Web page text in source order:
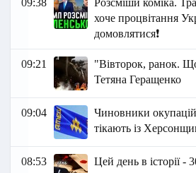
09:38
Розсміши коміка.
хоче процвітання
домовлятися❗
09:21
"Вівторок, ранок.
Тетяна Геращенко
09:04
Чиновники
тікають із
08:53 Цей день в історії -